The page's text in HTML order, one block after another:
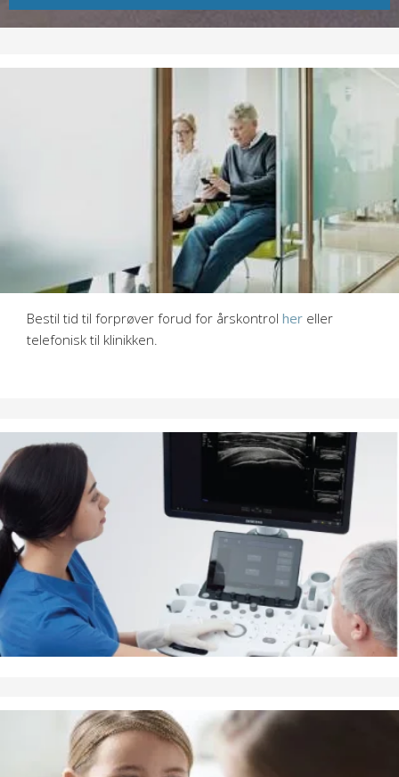
Tid til årskontrol?
Har du kronisk sygdom anbefales du regelmæssig klinisk
kontrol af din sygdom mindst 1 gang årligt. Det drejer sig
f.eks. om sukkersyge, KOL, astma, forhøjet blodtryk og
kolesterol, stofskiftesygdomme, knogleskørhed og
psykiske sygdom. Formålet med årskontrollerne er at
sikre, at din kroniske sygdom er velbehandlet og evt. at
justere din medicin.Læs mere her
Bestil tid til forprøver forud for årskontrol her eller
telefonisk til klinikken.
Ultralydsskanning
Vi benytter vejledendeultralydsskanning til udredning og
behandling af patienter med hjerte- lunge- og
karsygdomme, lever- og galdesygdomme,
urinvejssygdomme, muskel- og ledsmerter samt til
gynækologiske undersøgelser og til graviditets
undersøgelser
Praksisnyt